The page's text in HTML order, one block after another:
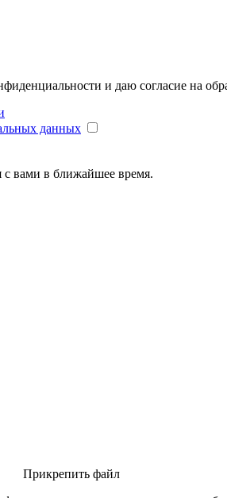
и даю согласие на
данных
с вами в ближайшее время.
Прикрепить файл